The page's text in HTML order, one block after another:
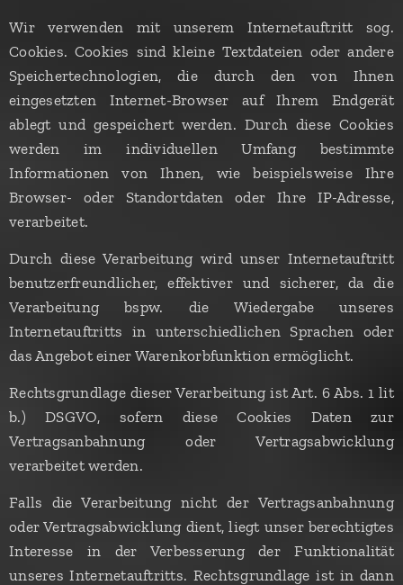
Wir verwenden mit unserem Internetauftritt sog.
Cookies. Cookies sind kleine Textdateien oder andere
Speichertechnologien, die durch den von Ihnen
eingesetzten Internet-Browser auf Ihrem Endgerät
ablegt und gespeichert werden. Durch diese Cookies
werden im individuellen Umfang bestimmte
Informationen von Ihnen, wie beispielsweise Ihre
Browser- oder Standortdaten oder Ihre IP-Adresse,
verarbeitet.
Durch diese Verarbeitung wird unser Internetauftritt
benutzerfreundlicher, effektiver und sicherer, da die
Verarbeitung bspw. die Wiedergabe unseres
Internetauftritts in unterschiedlichen Sprachen oder
das Angebot einer Warenkorbfunktion ermöglicht.
Rechtsgrundlage dieser Verarbeitung ist Art. 6 Abs. 1 lit
b.) DSGVO, sofern diese Cookies Daten zur
Vertragsanbahnung oder Vertragsabwicklung
verarbeitet werden.
Falls die Verarbeitung nicht der Vertragsanbahnung
oder Vertragsabwicklung dient, liegt unser berechtigtes
Interesse in der Verbesserung der Funktionalität
unseres Internetauftritts. Rechtsgrundlage ist in dann